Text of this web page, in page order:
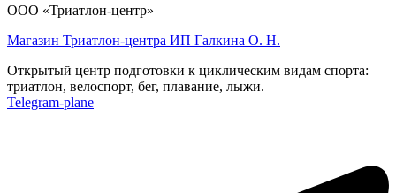
ООО «Триатлон-центр»
Магазин Триатлон-центра ИП Галкина О. Н.
Открытый центр подготовки к циклическим видам спорта:
триатлон, велоспорт, бег, плавание, лыжи.
Telegram-plane